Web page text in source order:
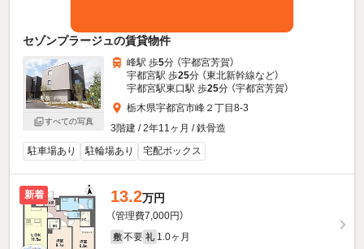
セゾンプラージュの賃貸物件
すべての写真
峰駅 歩5分 （宇都宮芳賀）
宇都宮駅 歩25分 （東北新幹線など）
宇都宮駅東口駅 歩25分 （宇都宮芳賀）
栃木県宇都宮市峰２丁目8-3
3階建 / 2年11ヶ月 / 鉄骨造
駐車場あり
駐輪場あり 宅配ボックス
新着 13.2万円
（管理費7,000円）
敷 不要 礼 1.0ヶ月